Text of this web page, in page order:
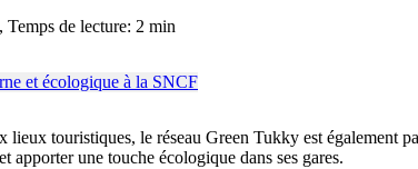
, Temps de lecture: 2 min
lieux touristiques, le réseau Green Tukky est également
une touche écologique dans ses gares.